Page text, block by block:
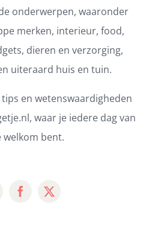
onderwerpen, waaronder
merken, interieur, food,
dieren en verzorging,
uiteraard huis en tuin.
en wetenswaardigheden
waar je iedere dag van
welkom bent.